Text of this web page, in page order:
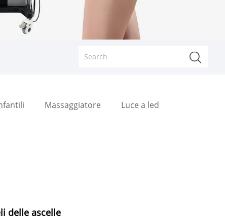
Massaggiatore Luce a led
delle ascelle